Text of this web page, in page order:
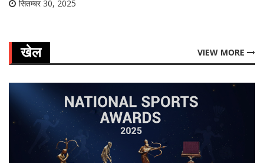
सितम्बर 30, 2025
खेल VIEW MORE